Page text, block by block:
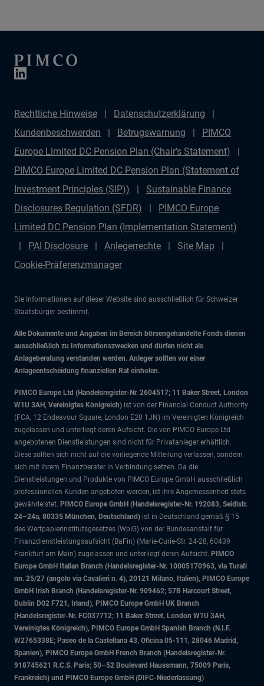
Rechtliche Hinweise
Datenschutzerklärung
Kundenbeschwerden
Betrugswarnung
PIMCO
Europe Limited DC Pension Plan (Chair's Statement)
PIMCO Europe Limited DC Pension Plan (Statement of
Investment Principles (SIP))
Sustainable Finance
Disclosures Regulation (SFDR)
PIMCO Europe
Limited DC Pension Plan (Implementation Statement)
PAI Disclosure
Anlegerrechte
Site Map
Cookie-Präferenzmanager
Die Informationen auf dieser Website sind ausschließlich für Schweizer
Staatsbürger bestimmt.
Alle Dokumente und Angaben im Bereich börsengehandelte Fonds dienen
ausschließlich zu Informationszwecken und dürfen nicht als
Anlageberatung verstanden werden. Anleger sollten vor einer
Anlageentscheidung finanziellen Rat einholen.
PIMCO Europe Ltd (Handelsregister-Nr. 2604517; 11 Baker Street, London
W1U 3AH, Vereinigtes Königreich) ist von der Financial Conduct Authority
(FCA, 12 Endeavour Square, London E20 1JN) im Vereinigten Königreich
zugelassen und unterliegt deren Aufsicht. Die von PIMCO Europe Ltd
angebotenen Dienstleistungen sind nicht für Privatanleger erhältlich.
Diese sollten sich nicht auf die vorliegende Mitteilung verlassen, sondern
sich mit ihrem Finanzberater in Verbindung setzen. Da die
Dienstleistungen und Produkte von PIMCO Europe GmbH ausschließlich
professionellen Kunden angeboten werden, ist ihre Angemessenheit stets
gewährleistet. PIMCO Europe GmbH (Handelsregister-Nr. 192083, Seidlstr.
24–24a, 80335 München, Deutschland) ist in Deutschland gemäß § 15
des Wertpapierinstitutsgesetzes (WpIG) von der Bundesanstalt für
Finanzdienstleistungsaufsicht (BaFin) (Marie-Curie-Str. 24-28, 60439
Frankfurt am Main) zugelassen und unterliegt deren Aufsicht. PIMCO
Europe GmbH Italian Branch (Handelsregister-Nr. 10005170963, via Turati
nn. 25/27 (angolo via Cavalieri n. 4), 20121 Milano, Italien), PIMCO Europe
GmbH Irish Branch (Handelsregister-Nr. 909462; 57B Harcourt Street,
Dublin D02 F721, Irland), PIMCO Europe GmbH UK Branch
(Handelsregister-Nr. FC037712; 11 Baker Street, London W1U 3AH,
Vereinigtes Königreich), PIMCO Europe GmbH Spanish Branch (N.I.F.
W2765338E; Paseo de la Castellana 43, Oficina 05-111, 28046 Madrid,
Spanien), PIMCO Europe GmbH French Branch (Handelsregister-Nr.
918745621 R.C.S. Paris; 50–52 Boulevard Haussmann, 75009 Paris,
Frankreich) und PIMCO Europe GmbH (DIFC-Niederlassung)